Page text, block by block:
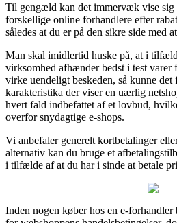
Til gengæld kan det immervæk vise sig
forskellige online forhandlere efter
således at du er på den sikre side med
Man skal imidlertid huske på, at i
virksomhed afhænder bedst i test varer
virke uendeligt beskeden, så kunne
karakteristika der viser en uærlig
hvert fald indbefattet af et lovbud,
overfor snydagtige e-shops.
Vi anbefaler generelt kortbetalinger
alternativ kan du bruge et
i tilfælde af at du har i sinde at betale
Inden nogen køber hos en e-